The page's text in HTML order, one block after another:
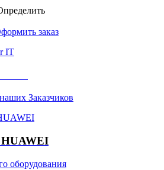
заказ
Заказчиков
оборудования